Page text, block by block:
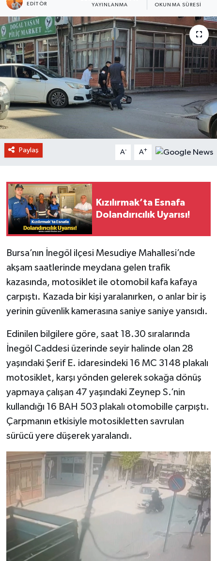
EDITÖR YAYINLANMA OKUNMA SÜRESI
Paylaş A- A+
Kızılırmak’ta Esnafa
Dolandırıcılık Uyarısı!
Bursa’nın İnegöl ilçesi Mesudiye Mahallesi’nde
akşam saatlerinde meydana gelen trafik
kazasında, motosiklet ile otomobil kafa kafaya
çarpıştı. Kazada bir kişi yaralanırken, o anlar bir iş
yerinin güvenlik kamerasına saniye saniye yansıdı.
Edinilen bilgilere göre, saat 18.30 sıralarında
İnegöl Caddesi üzerinde seyir halinde olan 28
yaşındaki Şerif E. idaresindeki 16 MC 3148 plakalı
motosiklet, karşı yönden gelerek sokağa dönüş
yapmaya çalışan 47 yaşındaki Zeynep S.’nin
kullandığı 16 BAH 503 plakalı otomobille çarpıştı.
Çarpmanın etkisiyle motosikletten savrulan
sürücü yere düşerek yaralandı.